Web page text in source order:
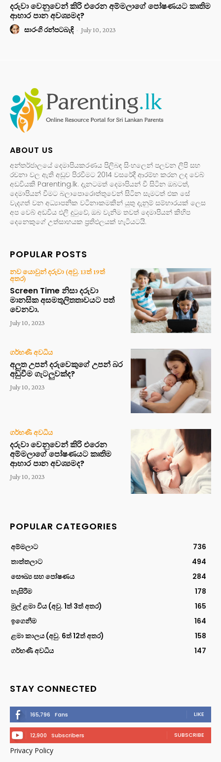
දරුවා වෙනුවෙන් කිරි එරෙන අම්මලාගේ පෝෂණයට කෘතිම
ආහාර පාන අවශ්‍යමද?
සාරංගි රන්පටබැඳි - July 10, 2023
ABOUT US
අන්තර්ජාලයේ දෙමාපියකරණය පිලිබඳ සිංහලෙන් පලවන ලිපි සහ
රචනා වල ඇති අඩුව පිරවීමට 2014 වසරේදී ආරම්භ කරන ලද වෙබ්
අඩවියකි Parenting.lk. දැනටමත් දෙමාපියන් වී සිටින ඔබටත්,
දෙමාපියන් වීමට බලාපොරොත්තුවෙන් සිටින සැමටත් එක සේ
වැදගත් වන අධ්‍යාපනික වටිනාකමකින් යුතු දැනුම් සම්භාරයක් ලෙස
අප වෙබ් අඩවිය එලි දුටුවේ, ඔබ වැනිම තවත් දෙමාපියන් කිහිප
දෙනෙකුගේ උත්සාහයක ප්‍රතිඵලයක් හැටියටයි.
POPULAR POSTS
නව යොවුන් දරුවා (අවු. 13ත් 19ත්
අතර)
Screen Time නිසා දරුවා
මානසික අසමතුලිතතාවයට පත්
වෙනවා.
July 10, 2023
ගර්භණී අවධිය
අලුත උපන් දරුවෙකුගේ උපන් බර
අඩුවීම ගැටලුවක්ද?
July 10, 2023
ගර්භණී අවධිය
දරුවා වෙනුවෙන් කිරි එරෙන
අම්මලාගේ පෝෂණයට කෘතිම
ආහාර පාන අවශ්‍යමද?
July 10, 2023
POPULAR CATEGORIES
අම්මලාට
736
තාත්තලාට
494
සෞඛ්‍ය සහ පෝෂණය
284
හැසිරීම
178
මුල් ළමා විය (අවු. 1ත් 3ත් අතර)
165
ඉගෙනීම
164
ළමා කාලය (අවු. 6ත් 12ත් අතර)
158
ගර්භණී අවධිය
147
STAY CONNECTED
165,796 Fans LIKE
12,900 Subscribers SUBSCRIBE
Privacy Policy